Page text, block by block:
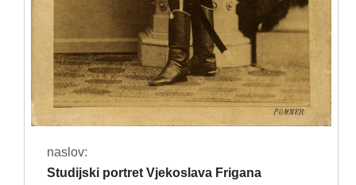
naslov:
Studijski portret Vjekoslava Frigana